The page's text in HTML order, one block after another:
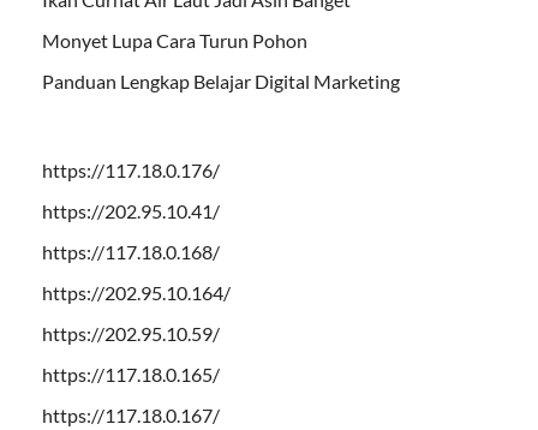
Monyet Lupa Cara Turun Pohon
Panduan Lengkap Belajar Digital Marketing
https://117.18.0.176/
https://202.95.10.41/
https://117.18.0.168/
https://202.95.10.164/
https://202.95.10.59/
https://117.18.0.165/
https://117.18.0.167/